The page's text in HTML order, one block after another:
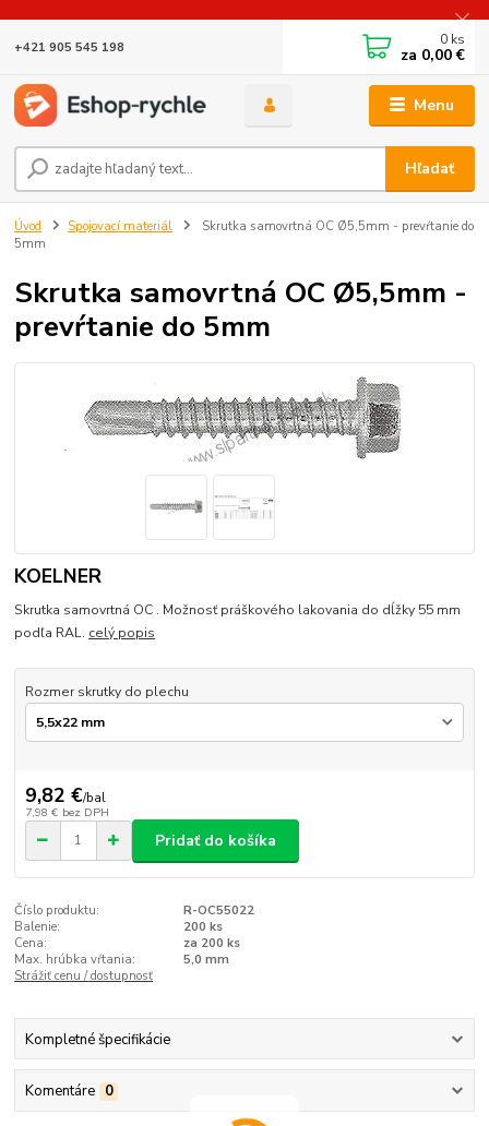
Menu
Hľadať
+421 905 545 198 0 ks
za 0,00 €
Úvod Spojovací materiál
Skrutka samovrtná OC Ø5,5mm - prevŕtanie do
5mm
Skrutka samovrtná OC Ø5,5mm -
prevŕtanie do 5mm
KOELNER
Skrutka samovrtná OC . Možnosť práškového lakovania do dĺžky 55 mm
podľa RAL. celý popis
Rozmer skrutky do plechu
9,82 €/bal
7,98 € bez DPH
Pridať do košíka
Číslo produktu:
R-OC55022
Balenie:
200 ks
Cena:
za 200 ks
Max. hrúbka vŕtania:
5,0 mm
Strážiť cenu / dostupnosť
Kompletné špecifikácie
Komentáre 0